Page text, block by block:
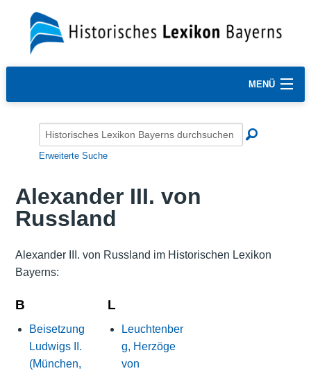
MENÜ
Erweiterte Suche
Alexander III. von
Russland
Alexander III. von Russland im Historischen Lexikon
Bayerns:
B
Beisetzung
Ludwigs II.
(München,
L
Leuchtenber
g, Herzöge
von